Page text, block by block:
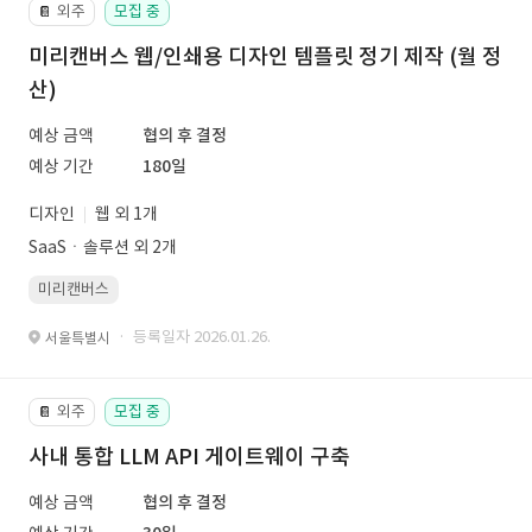
📔 외주 모집 중
미리캔버스 웹/인쇄용 디자인 템플릿 정기 제작 (월 정
산)
예상 금액
협의 후 결정
예상 기간
180일
디자인
웹 외 1개
SaaSㆍ솔루션 외 2개
미리캔버스
서울특별시 · 등록일자 2026.01.26.
📔 외주 모집 중
사내 통합 LLM API 게이트웨이 구축
예상 금액
협의 후 결정